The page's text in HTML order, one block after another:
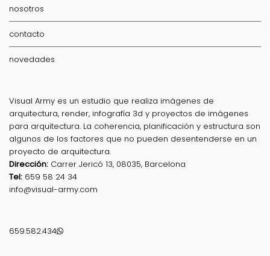
nosotros
contacto
novedades
Visual Army es un estudio que realiza imágenes de
arquitectura, render, infografía 3d y proyectos de imágenes
para arquitectura. La coherencia, planificación y estructura son
algunos de los factores que no pueden desentenderse en un
proyecto de arquitectura.
Dirección: Carrer Jericó 13, 08035, Barcelona
Tel: 659 58 24 34
info@visual-army.com
659.582.434